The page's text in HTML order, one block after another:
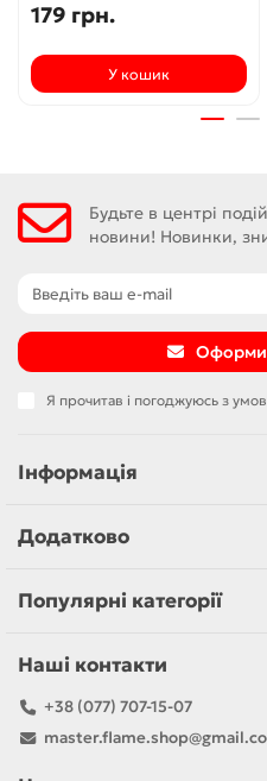
179 грн.
У кошик
Будьте в центрі
новини! Новинки,
Я прочитав і погоджуюсь з
Інформація
Додатково
Популярні категорії
Наші контакти
+38 (077) 707-15-07